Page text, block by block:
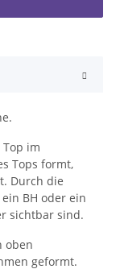
im
Tops formt,
Durch die
BH oder ein
sichtbar sind.
oben
geformt.